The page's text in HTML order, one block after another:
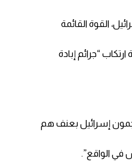
تعرض خلالها دلائل على انتهاك إسرائيل، القوة القائمة
بتهمة ارتكاب “جرائم إبادة
إسرائيل بعنف هم
في الواقع”.